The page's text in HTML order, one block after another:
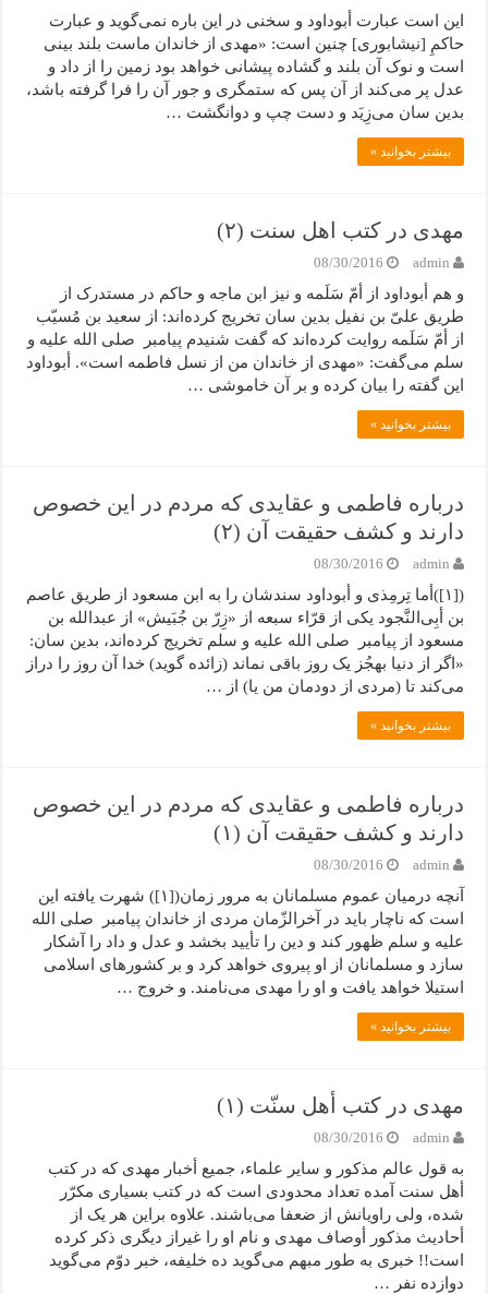
این است عبارت أبوداود و سخنی در این باره نمی‌گوید و عبارت
حاکمِ [نیشابوری] چنین است: «مهدی از خاندان ماست بلند بینی
است و نوک آن بلند و گشاده پیشانی خواهد بود زمین را از داد و
عدل پر می‌کند از آن پس که ستمگری و جور آن را فرا گرفته باشد،
بدین سان می‌زِیَد و دست چپ و دوانگشت …
بیشتر بخوانید »
مهدی در کتب اهل سنت (۲)
admin
08/30/2016
و هم أبوداود از أمّ‌ سَلَمه و نیز ابن ماجه و حاکم در مستدرک از
طریق علیّ بن نفیل بدین سان تخریج کرده‌اند: از سعید بن مُسیّب
از أمّ سَلَمه روایت کرده‌اند که گفت شنیدم پیامبر صلی الله علیه و
سلم می‌گفت: «مهدی از خاندان من از نسل فاطمه است». أبوداود
این گفته را بیان کرده و بر آن خاموشی …
بیشتر بخوانید »
درباره فاطمی و عقایدی که مردم در این خصوص
دارند و کشف حقیقت آن (۲)
admin
08/30/2016
([۱])أما تِرمِذی و أبوداود سندشان را به ابن مسعود از طریق عاصم
بن أبِی‌النَّجود یکی از قرّاء سبعه از «زِرّ بن جُبَیش» از عبدالله بن
مسعود از پیامبر صلی الله علیه و سلم تخریج کرده‌اند، بدین سان:
«اگر از دنیا به­جُز یک روز باقی نماند (زائده گوید) خدا آن روز را دراز
می‌کند تا (مردی از دودمان من یا) از …
بیشتر بخوانید »
درباره فاطمی و عقایدی که مردم در این خصوص
دارند و کشف حقیقت آن (۱)
admin
08/30/2016
آنچه درمیان عموم مسلمانان به مرور زمان([۱]) شهرت یافته این
است که ناچار باید در آخرالزّمان مردی از خاندان پیامبر صلی الله
علیه و سلم ظهور کند و دین را تأیید بخشد و عدل و داد را آشکار
سازد و مسلمانان از او پیروی خواهد کرد و بر کشورهای اسلامی
استیلا خواهد یافت و او را مهدی می‌نامند. و خروج …
بیشتر بخوانید »
مهدی در کتب أهل سنّت (۱)
admin
08/30/2016
به قول عالم مذکور و سایر علماء، جمیع أخبار مهدی که در کتب
أهل سنت آمده تعداد محدودی است که در کتب بسیاری مکرّر
شده، ولی راویانش از ضعفا می‌باشند. علاوه براین هر یک از
أحادیث مذکور أوصاف مهدی و نام او را غیراز دیگری ذکر کرده
است!! خبری به طور مبهم می‌گوید ده خلیفه، خبر دوّم می‌گوید
دوازده نفر …